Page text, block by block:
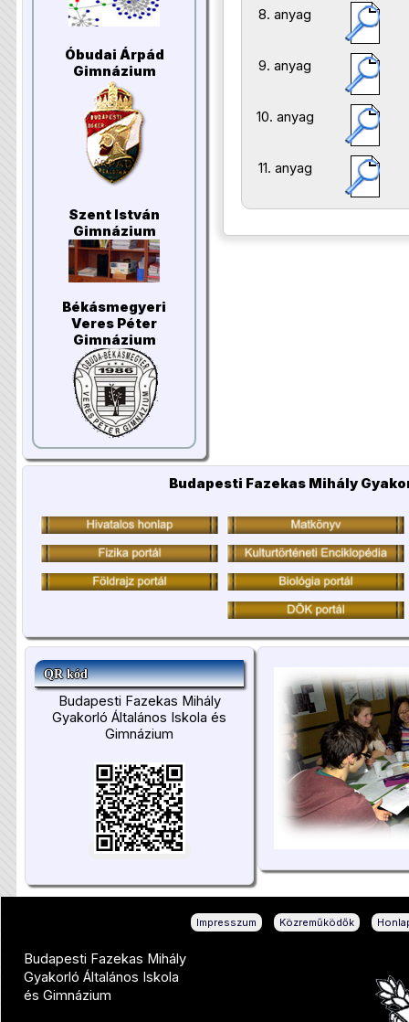
Óbudai Árpád
Gimnázium
Szent István
Gimnázium
Békásmegyeri
Veres Péter
Gimnázium
8. anyag
9. anyag
10. anyag
11. anyag
Budapesti Fazekas Mihály
QR kód
Budapesti Fazekas Mihály
Gyakorló Általános Iskola és
Gimnázium
Impresszum Közreműködők
Budapesti Fazekas Mihály
Gyakorló Általános Iskola
és Gimnázium